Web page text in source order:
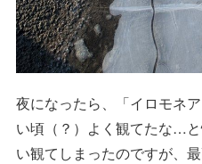
夜になったら、「イロモネ
い頃（？）よく観てたな…
い観てしまったのですが、最